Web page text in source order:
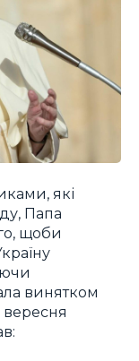
які
Папа
щоби
винятком
вересня